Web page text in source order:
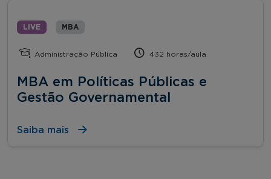
LIVE MBA
Administração Pública 432 horas/aula
MBA em Políticas Públicas e
Gestão Governamental
Saiba mais